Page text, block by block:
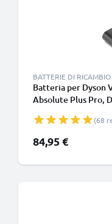
BATTERIE DI RICAMBIO
Batteria per Dyson
Absolute Plus Pro,
CELLONIC
(68
84,95 €